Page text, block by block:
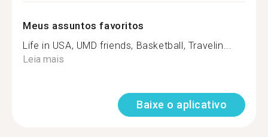
Meus assuntos favoritos
Life in USA, UMD friends, Basketball, Travelin...
Leia mais
Baixe o aplicativo